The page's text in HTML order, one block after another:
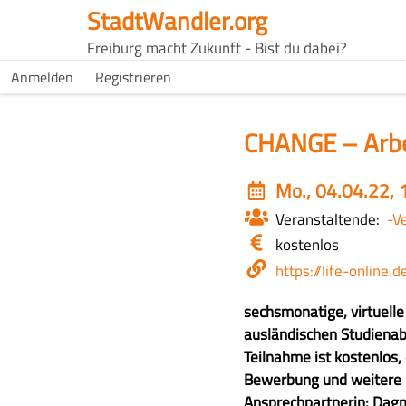
StadtWandler.org
Freiburg macht Zukunft - Bist du dabei?
H4C
Main
H4C
Anmelden Registrieren
CHANGE –
Event
date
Mo., 04.04.22,
Veranstaltende -
Eintritt
/
kostenlos
Webseite
https://life-
Z
u
s
a
sechsmonatige,
ausländischen
Teilnahme ist
Bewerbung und